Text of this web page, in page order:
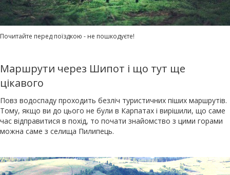
Почитайте перед поїздкою - не пошкодуєте!
Маршрути через Шипот і що тут ще
цікавого
Повз водоспаду проходить безліч туристичних піших маршрутів.
Тому, якщо ви до цього не були в Карпатах і вирішили, що саме
час відправитися в похід, то почати знайомство з цими горами
можна саме з селища Пилипець.